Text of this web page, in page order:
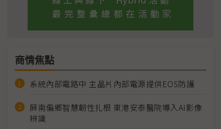
商情焦點
系統內部電路中 主晶片內部電源提供EOS防護
屏南偏鄉智慧韌性扎根 東港安泰醫院導入AI影像
辨識